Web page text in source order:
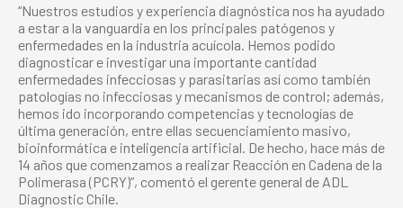
“Nuestros estudios y experiencia diagnóstica nos ha ayudado
a estar a la vanguardia en los principales patógenos y
enfermedades en la industria acuícola. Hemos podido
diagnosticar e investigar una importante cantidad
enfermedades infecciosas y parasitarias así como también
patologías no infecciosas y mecanismos de control; además,
hemos ido incorporando competencias y tecnologías de
última generación, entre ellas secuenciamiento masivo,
bioinformática e inteligencia artificial. De hecho, hace más de
14 años que comenzamos a realizar Reacción en Cadena de la
Polimerasa (PCRY)”, comentó el gerente general de ADL
Diagnostic Chile.